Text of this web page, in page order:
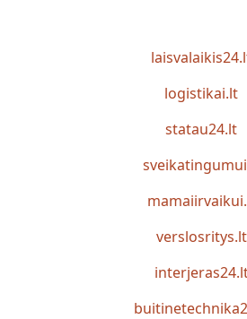
logistikai.lt
statau24.lt
verslosritys.lt